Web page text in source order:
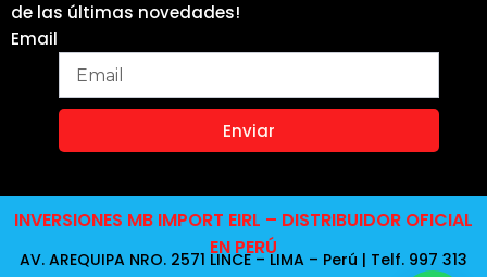
de las últimas novedades!
Email
Enviar
INVERSIONES MB IMPORT EIRL – DISTRIBUIDOR OFICIAL
EN PERÚ
AV. AREQUIPA NRO. 2571 LINCE – LIMA – Perú | Telf. 997 313